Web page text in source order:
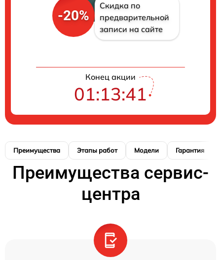
-20%
Скидка по
предварительной
записи на сайте
Конец акции
01:13:40
Преимущества Этапы работ Модели Гарантия
Преимущества сервис-
центра